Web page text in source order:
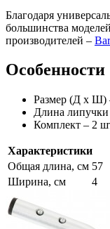
Благодаря
большинства
производителей –
Особенности
Размер (Д x Ш)
Длина липучки
Комплект – 2
Характеристики
Общая длина, см 57
Ширина, см
4